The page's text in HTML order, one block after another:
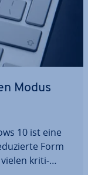
Modus
10 ist eine
Form
vielen kri­ti­